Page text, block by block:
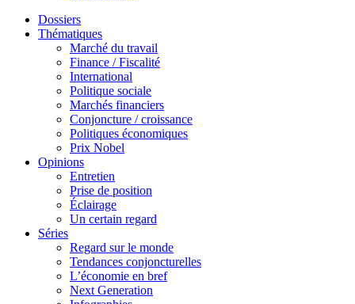
Dossiers
Thématiques
Marché du travail
Finance / Fiscalité
International
Politique sociale
Marchés financiers
Conjoncture / croissance
Politiques économiques
Prix Nobel
Opinions
Entretien
Prise de position
Éclairage
Un certain regard
Séries
Regard sur le monde
Tendances conjoncturelles
L’économie en bref
Next Generation